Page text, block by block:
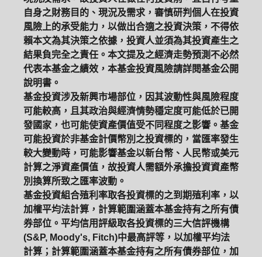
自身之財務目的、現況及需求，審慎研判個人在投資
風險上的承受能力，以做出合適之投資決策，不得依
賴本文為其決策之依據，投資人並須為其投資產生之
結果負完全之責任。本文提及之經濟走勢預測不必然
代表本基金之績效，本基金投資風險請詳閱基金公開
說明書。
基金投資涉及新興市場部位，因其波動性與風險程度
可能較高，且其政治與經濟情勢穩定度可能低於已開
發國家，也可能使資產價值受不同程度之影響。基金
可能投資於非基金計價幣別之投資標的，當匯率發生
較大變動時，可能影響基金以新台幣、人民幣或美元
計算之淨資產價值，故投資人需額外承擔投資資產幣
別換算所致之匯率波動。
基金投資組合殖利率取各投資標的之到期殖利率，以
加權平均法計算，計算範圍涵蓋本基金持有之所有債
券部位。平均信用評級取各投資標的三大信評機構
(S&P, Moody's, Fitch)中最高評等，以加權平均法
計算；計算範圍涵蓋本基金持有之所有債券部位，加